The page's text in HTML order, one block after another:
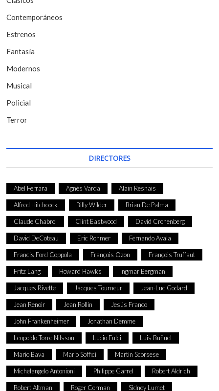
e
n
t
r
a
d
a
s
Contemporáneos
Estrenos
Fantasía
Modernos
Musical
Policial
Terror
DIRECTORES
Abel Ferrara Agnès Varda Alain Resnais
Alfred Hitchcock Billy Wilder Brian De Palma
Claude Chabrol Clint Eastwood David Cronenberg
David DeCoteau Eric Rohmer Fernando Ayala
Francis Ford Coppola François Ozon François Truffaut
Fritz Lang Howard Hawks Ingmar Bergman
Jacques Rivette Jacques Tourneur Jean-Luc Godard
Jean Renoir Jean Rollin Jesús Franco
John Frankenheimer Jonathan Demme
Leopoldo Torre Nilsson Lucio Fulci Luis Buñuel
Mario Bava Mario Soffici Martin Scorsese
Michelangelo Antonioni Philippe Garrel Robert Aldrich
Robert Altman Roger Corman Sidney Lumet